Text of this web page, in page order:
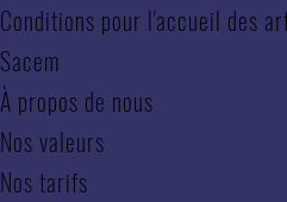
Conditions pour l'accueil des
Sacem
À propos de nous
Nos valeurs
Nos tarifs